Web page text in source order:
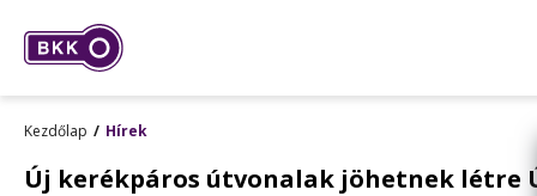
Kezdőlap Hírek
Új kerékpáros útvonalak jöhetnek létre